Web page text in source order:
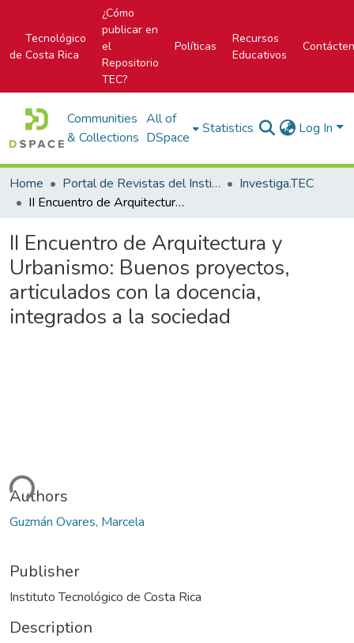
Tecnológico
de Costa Rica
¿Cómo
publicar en
el
Repositorio
TEC?
Políticas
Recursos
Educativos
Communities
& Collections
All of
DSpace
Statistics Log In
Home Portal de Revistas del Instituto Tecnológico de Costa Rica
Investiga.TEC
II Encuentro de Arquitectura y Urbanismo: Buenos proyectos, articulados con la docencia, integrados a la sociedad
II Encuentro de Arquitectura y
Urbanismo: Buenos proyectos,
articulados con la docencia,
integrados a la sociedad
Authors
Guzmán Ovares, Marcela
Publisher
Instituto Tecnológico de Costa Rica
Description